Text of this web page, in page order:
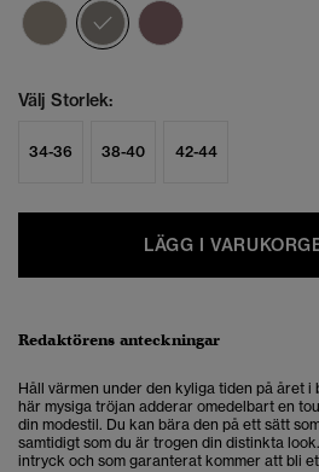
vald
Välj Storlek:
34-36 38-40 42-44
LÄGG I
Redaktörens anteckningar
Håll värmen under den kyliga tiden på året i
här mysiga tröjan adderar omedelbart en
din modestil. Du kan bära den på ett sätt
samtidigt som du är trogen din distinkta
intryck och som garanterat kommer att bli